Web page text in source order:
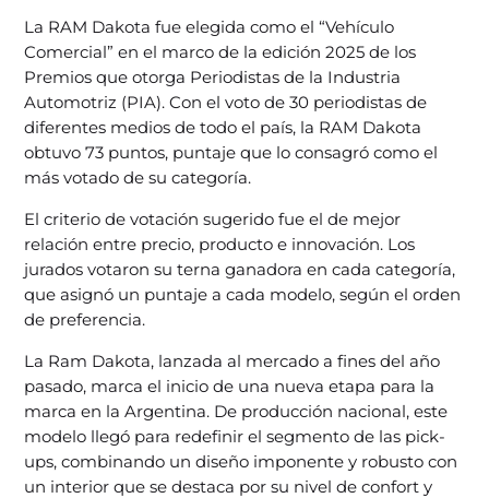
La RAM Dakota fue elegida como el “Vehículo
Comercial” en el marco de la edición 2025 de los
Premios que otorga Periodistas de la Industria
Automotriz (PIA). Con el voto de 30 periodistas de
diferentes medios de todo el país, la RAM Dakota
obtuvo 73 puntos, puntaje que lo consagró como el
más votado de su categoría.
El criterio de votación sugerido fue el de mejor
relación entre precio, producto e innovación. Los
jurados votaron su terna ganadora en cada categoría,
que asignó un puntaje a cada modelo, según el orden
de preferencia.
La Ram Dakota, lanzada al mercado a fines del año
pasado, marca el inicio de una nueva etapa para la
marca en la Argentina. De producción nacional, este
modelo llegó para redefinir el segmento de las pick-
ups, combinando un diseño imponente y robusto con
un interior que se destaca por su nivel de confort y